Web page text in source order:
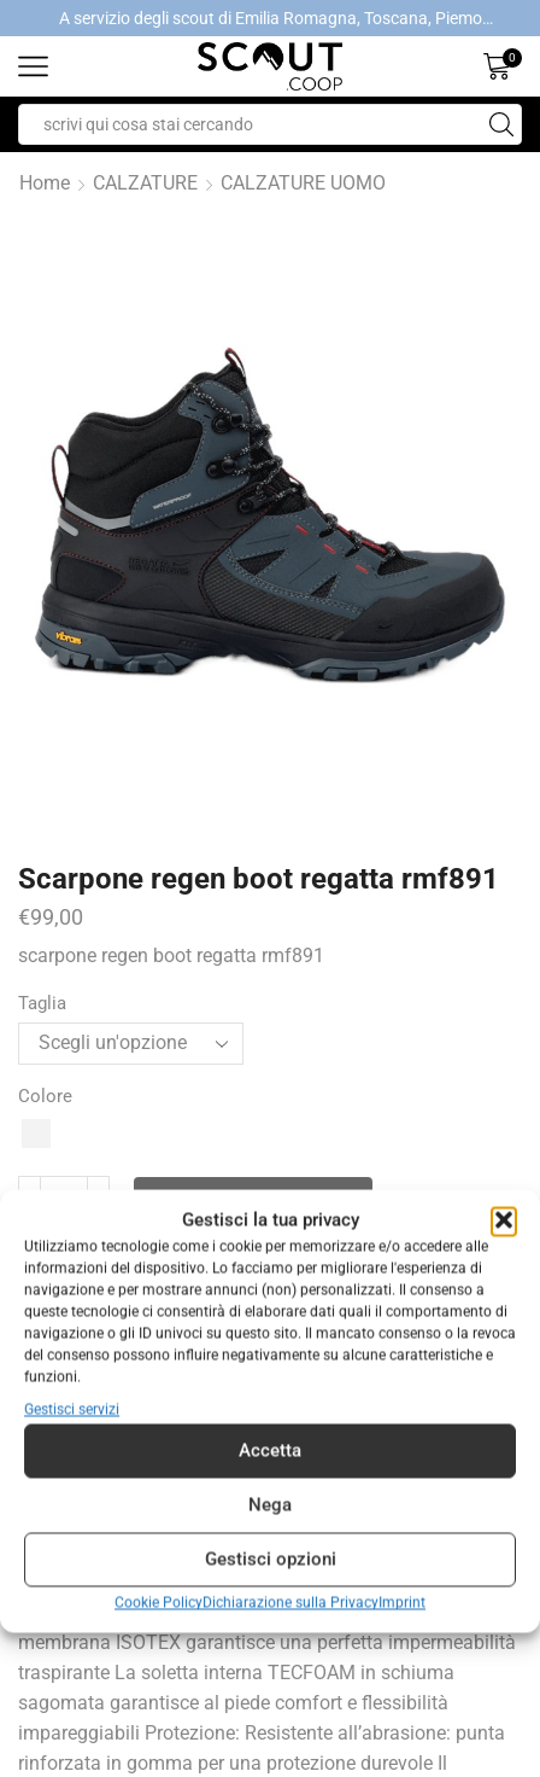
Gestisci la tua privacy
Utilizziamo tecnologie come i cookie per memorizzare e/o accedere alle
informazioni del dispositivo. Lo facciamo per migliorare l'esperienza di
navigazione e per mostrare annunci (non) personalizzati. Il consenso a
queste tecnologie ci consentirà di elaborare dati quali il comportamento di
navigazione o gli ID univoci su questo sito. Il mancato consenso o la revoca
del consenso possono influire negativamente su alcune caratteristiche e
funzioni.
Gestisci servizi
Accetta
Nega
Gestisci opzioni
Cookie PolicyDichiarazione sulla PrivacyImprint
A servizio degli scout di Emilia Romagna, Toscana, Piemonte, Valle d'Aosta- Gratis la spedizione con ordini > €40
0
Home CALZATURE CALZATURE UOMO
Scarpone regen boot regatta rmf891
€99,00
scarpone regen boot regatta rmf891
Taglia
Colore
COD:200784
Categorie: CALZATURE,CALZATURE UOMO
Marchio:Regatta
INFORMAZIONI AGGIUNTIVE
Tomaia: Il materiale tecnico sintetico durevole e
impermeabile permette all’acqua di scivolare via Il robusto
mesh anti-abrasione facilita la pulizia Il collo è realizzato in
schiuma sagomata e rivestito da un tessuto in neoprene
morbido al tatto per un maggiore comfort Interno: La
membrana ISOTEX garantisce una perfetta impermeabilità
traspirante La soletta interna TECFOAM in schiuma
sagomata garantisce al piede comfort e flessibilità
impareggiabili Protezione: Resistente all’abrasione: punta
rinforzata in gomma per una protezione durevole Il